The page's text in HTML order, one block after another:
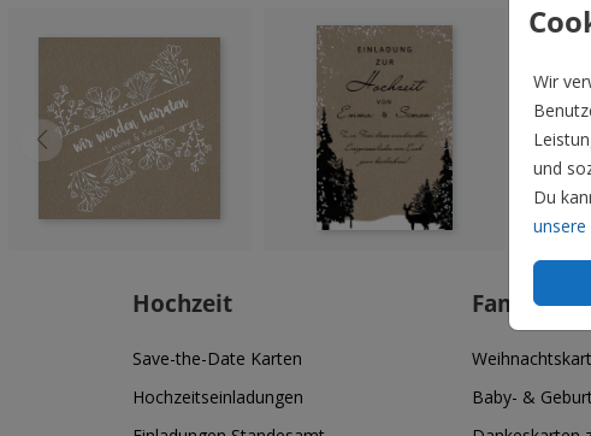
Wir
und
Du
unsere
Hochzeit
Save-the-Date Karten
Hochzeitseinladungen
Familie &
Baby- &